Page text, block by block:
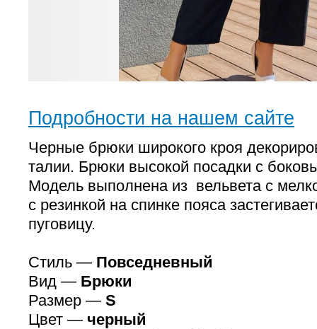
Подробности на нашем сайте
Черные брюки широкого кроя
талии. Брюки высокой посадки с
Модель выполнена из вельвета с
с резинкой на спинке пояса
пуговицу.
Стиль — Повседневный
Вид — Брюки
Размер — S
Цвет — черный